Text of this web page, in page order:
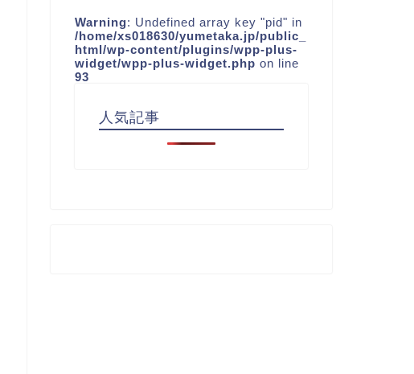
Warning: Undefined array key "pid" in
/home/xs018630/yumetaka.jp/public_
html/wp-content/plugins/wpp-plus-
widget/wpp-plus-widget.php on line
93
人気記事